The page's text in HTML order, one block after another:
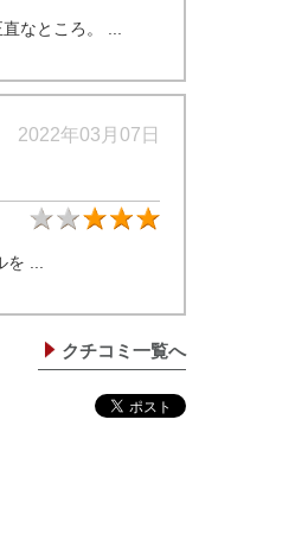
なところ。 ...
2022年03月07日
...
クチコミ一覧へ